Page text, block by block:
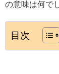
の意味は何で
目次